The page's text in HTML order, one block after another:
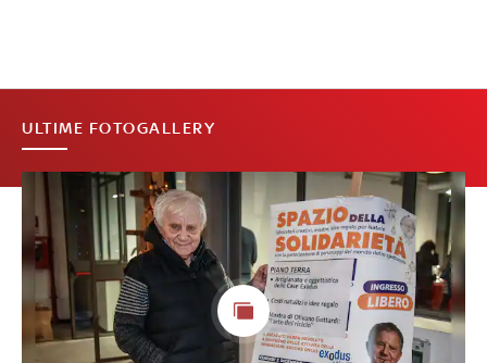
ULTIME FOTOGALLERY